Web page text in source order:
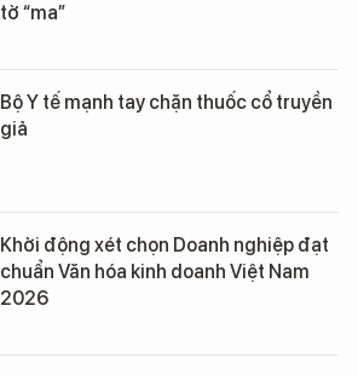
tờ “ma”
Bộ Y tế mạnh tay chặn thuốc cổ truyền
giả
Khởi động xét chọn Doanh nghiệp đạt
chuẩn Văn hóa kinh doanh Việt Nam
2026